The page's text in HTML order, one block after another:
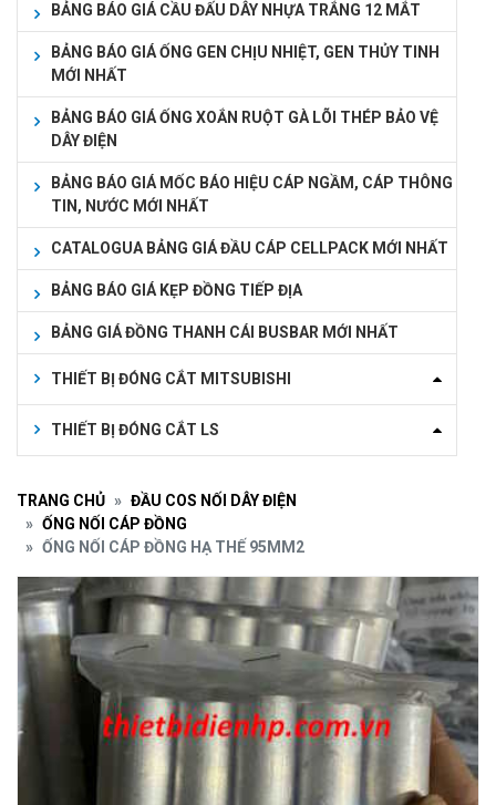
BẢNG BÁO GIÁ CẦU ĐẤU DÂY NHỰA TRẮNG 12 MẮT
BẢNG BÁO GIÁ ỐNG GEN CHỊU NHIỆT, GEN THỦY TINH
MỚI NHẤT
BẢNG BÁO GIÁ ỐNG XOẮN RUỘT GÀ LÕI THÉP BẢO VỆ
DÂY ĐIỆN
BẢNG BÁO GIÁ MỐC BÁO HIỆU CÁP NGẦM, CÁP THÔNG
TIN, NƯỚC MỚI NHẤT
CATALOGUA BẢNG GIÁ ĐẦU CÁP CELLPACK MỚI NHẤT
BẢNG BÁO GIÁ KẸP ĐỒNG TIẾP ĐỊA
BẢNG GIÁ ĐỒNG THANH CÁI BUSBAR MỚI NHẤT
THIẾT BỊ ĐÓNG CẮT MITSUBISHI
THIẾT BỊ ĐÓNG CẮT LS
TRANG CHỦ
ĐẦU COS NỐI DÂY ĐIỆN
ỐNG NỐI CÁP ĐỒNG
ỐNG NỐI CÁP ĐỒNG HẠ THẾ 95MM2